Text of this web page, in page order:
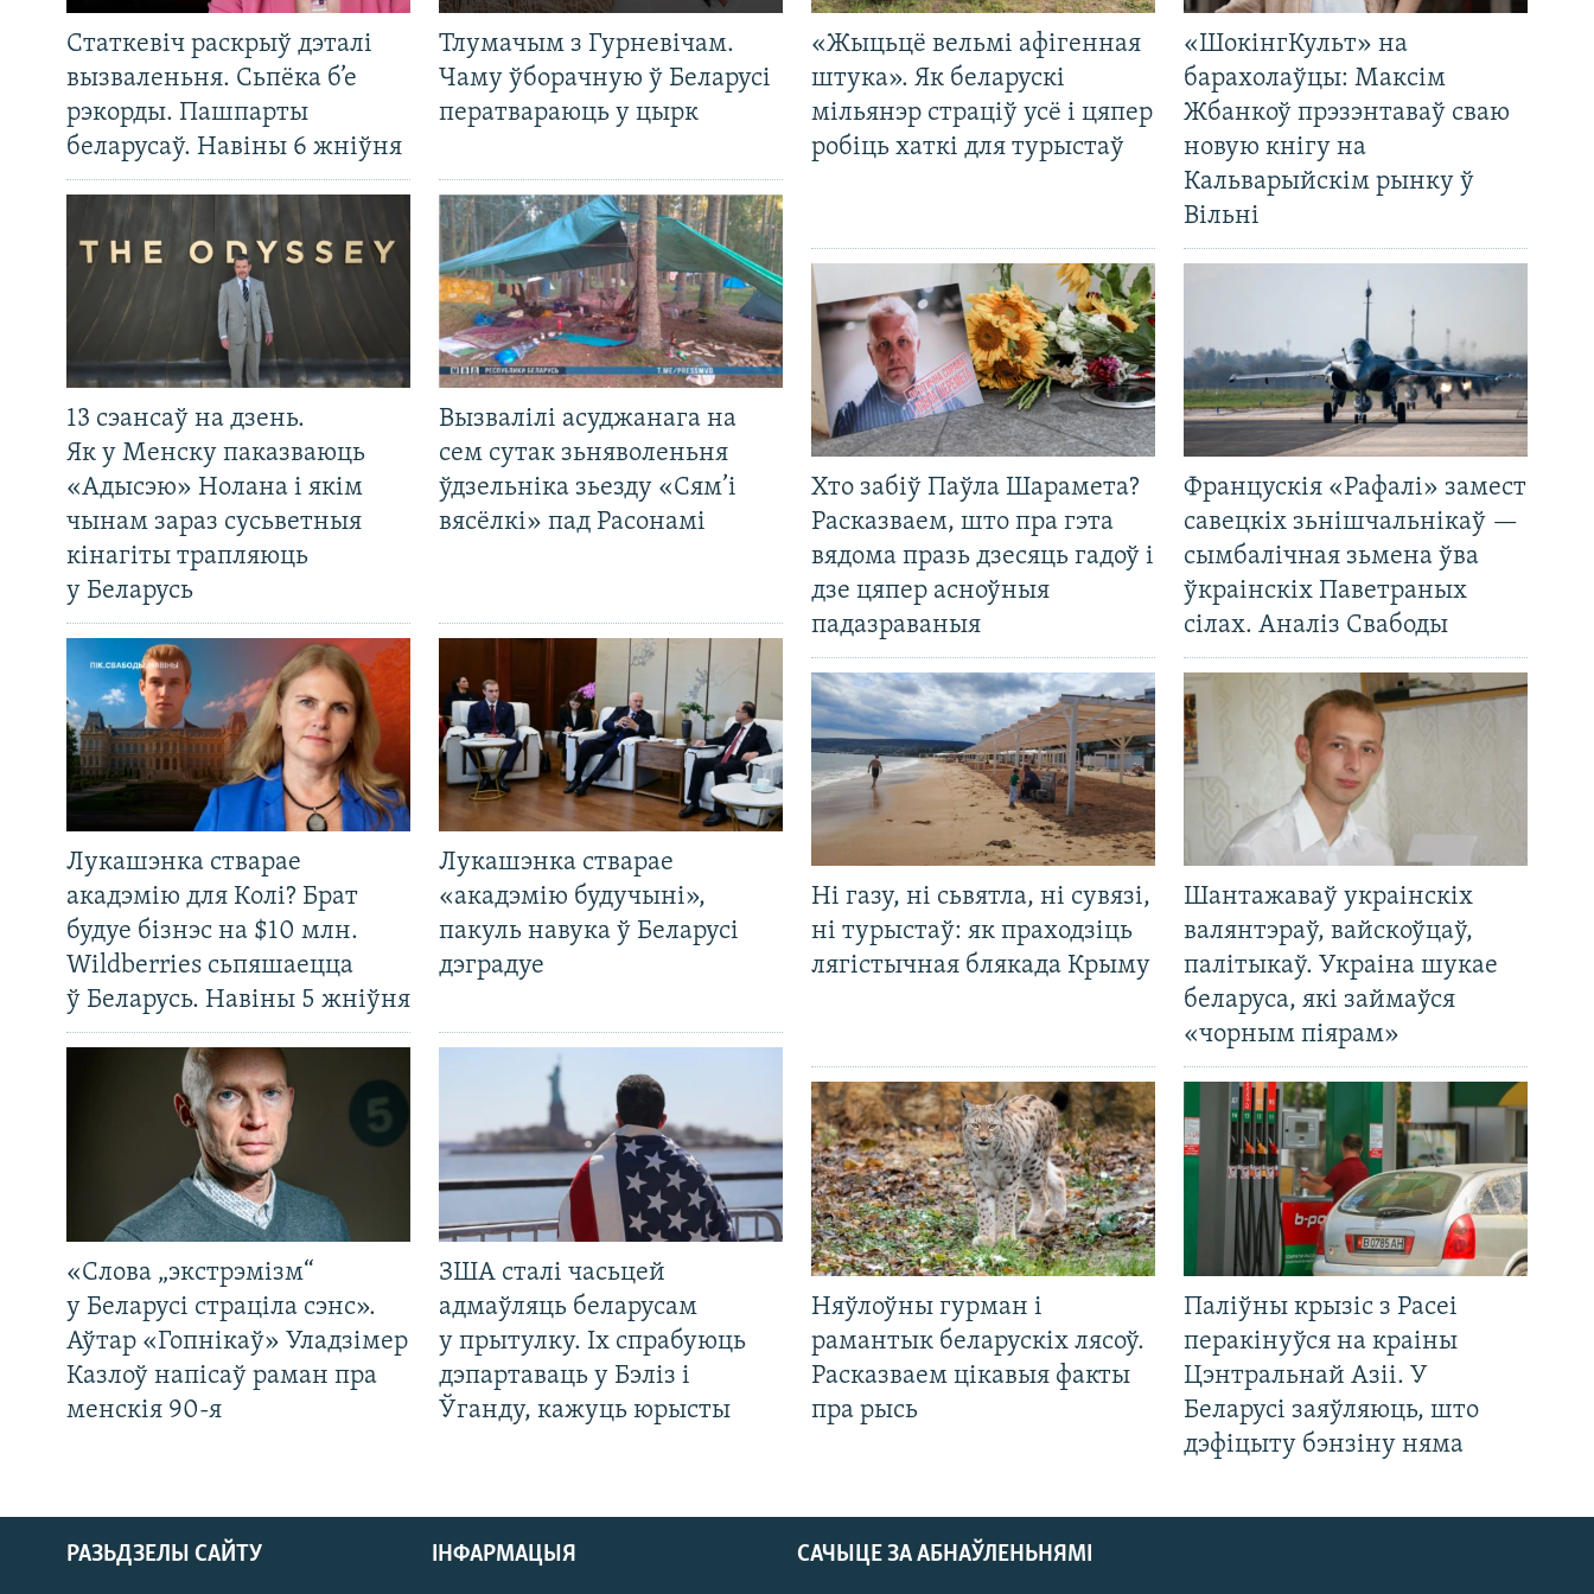
Статкевіч раскрыў дэталі
вызваленьня. Сьпёка б’е
рэкорды. Пашпарты
беларусаў. Навіны 6 жніўня
Тлумачым з Гурневічам.
Чаму ўборачную ў Беларусі
ператвараюць у цырк
13 сэансаў на дзень.
Як у Менску паказваюць
«Адысэю» Нолана і якім
чынам зараз сусьветныя
кінагіты трапляюць
у Беларусь
Вызвалілі асуджанага на
сем сутак зьняволеньня
ўдзельніка зьезду «Сям’і
вясёлкі» пад Расонамі
Лукашэнка стварае
акадэмію для Колі? Брат
будуе бізнэс на $10 млн.
Wildberries сьпяшаецца
ў Беларусь. Навіны 5 жніўня
Лукашэнка стварае
«акадэмію будучыні»,
пакуль навука ў Беларусі
дэградуе
«Слова „экстрэмізм“
у Беларусі страціла сэнс».
Аўтар «Гопнікаў» Уладзімер
Казлоў напісаў раман пра
менскія 90-я
ЗША сталі часьцей
адмаўляць беларусам
у прытулку. Іх спрабуюць
дэпартаваць у Бэліз і
Ўганду, кажуць юрысты
«Жыцьцё вельмі афігенная
штука». Як беларускі
мільянэр страціў усё і цяпер
робіць хаткі для турыстаў
«ШокінгКульт» на
барахолаўцы: Максім
Жбанкоў прэзэнтаваў сваю
новую кнігу на
Кальварыйскім рынку ў
Вільні
Хто забіў Паўла Шарамета?
Расказваем, што пра гэта
вядома празь дзесяць гадоў і
дзе цяпер асноўныя
падазраваныя
Францускія «Рафалі» замест
савецкіх зьнішчальнікаў —
сымбалічная зьмена ўва
ўкраінскіх Паветраных
сілах. Аналіз Свабоды
Ні газу, ні сьвятла, ні сувязі,
ні турыстаў: як праходзіць
лягістычная блякада Крыму
Шантажаваў украінскіх
валянтэраў, вайскоўцаў,
палітыкаў. Украіна шукае
беларуса, які займаўся
«чорным піярам»
Няўлоўны гурман і
рамантык беларускіх лясоў.
Расказваем цікавыя факты
пра рысь
Паліўны крызіс з Расеі
перакінуўся на краіны
Цэнтральнай Азіі. У
Беларусі заяўляюць, што
дэфіцыту бэнзіну няма
САЧЫЦЕ ЗА АБНАЎЛЕНЬНЯМІ
РАЗЬДЗЕЛЫ САЙТУ ІНФАРМАЦЫЯ